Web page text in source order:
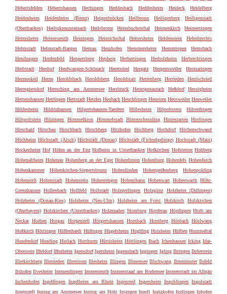
Hebertsfelden
Hebertshausen Hechingen Heddesbach Heddesheim Heideck
Heidelberg
Heidenheim
Heidenheim (Brenz) Heigenbrücken Heilbronn Heiligenberg
Heiligenstadt
(Oberfranken)
Heiligkreuzsteinach Heilsbronn Heimbuchenthal Heimenkirch
Heimertingen
Heimsheim
Heinersreuth Heiningen Heinrichsthal Heitersheim Heldenstein
Helmbrechts
Helmstadt
Helmstadt-Bargen Hemau Hemhofen Hemmersheim Hemmingen
Hemsbach
Hendungen
Henfenfeld Hengersberg Hepberg Herbertingen Herbolzheim
Herbrechtingen
Herbstadt
Herdorf Herdwangen-Schönach Heretsried Hergatz Hergensweiler
Hermaringen
Hermeskeil
Herne Heroldsbach Heroldsberg Heroldstatt Herrenberg Herrieden
Herrischried
Herrngiersdorf
Herrsching am Ammersee Hersbruck Herzogenaurach Heßdorf
Hessigheim
Hettenshausen Hettingen Hettstadt Hetzles Heubach Heuchlingen Heustreu Heusweiler Heuweiler
Hildesheim
Hildrizhausen Hilgertshausen-Tandern Hillesheim Hilpoltstein
Hiltenfingen
Hiltpoltstein
Hilzingen Himmelkron Himmelstadt Hinterschmiding Hinterzarten
Hirrlingen
Hirschaid
Hirschau Hirschbach Hirschberg Hitzhofen Höchberg Hochdorf
Höchenschwand
Höchheim Höchstadt (Aisch) Höchstädt (Donau) Höchstädt (Fichtelgebirge) Hochstadt (Main)
Hockenheim Hof Höfen an der Enz Hofheim in Unterfranken Hofkirchen Hofstetten Hohberg
Hohenaltheim Hohenau Hohenberg an der Eger Hohenbrunn Hohenburg Hohenfels Hohenfurch
Hohenkammer
Höhenkirchen-Siegertsbrunn Hohenlinden Hohenpeißenberg
Hohenpolding
Hohenroth Hohenstadt Hohenstein Hohentengen Hohenthann Hohenwart Hohenwarth Höhr-
Grenzhausen
Hollenbach Hollfeld Hollstadt Holzgerlingen Holzgünz
Holzheim (Dillingen)
Holzheim (Donau-Ries)
Holzheim (Neu-Ulm) Holzheim am Forst Holzkirch
Holzkirchen
(Oberbayern) Holzkirchen (Unterfranken) Holzmaden Homburg Hopferau Höpfingen Horb am
Neckar Horben Horgau Horgenzell Hörgertshausen Hornbach Hornberg Hösbach Höslwang
Hoßkirch Höttingen Hüffenhardt Hüfingen Hügelsheim Huglfing Huisheim Hülben Hummeltal
Hunderdorf Hunding Hurlach Hutthurm Hüttisheim Hüttlingen Ibach Ichenhausen Icking Idar-
Oberstein Iffeldorf Iffezheim Igensdorf Igersheim Iggensbach Iggingen Igling Ihringen Ihrlerstein
Illerkirchberg Illerrieden Illertissen Illesheim Illingen Illmensee Illschwang Ilmmünster Ilsfeld
Ilshofen Ilvesheim Immendingen Immenreuth Immenstaad am Bodensee Immenstadt im Allgäu
Inchenhofen Ingelfingen Ingelheim am Rhein Ingenried Ingersheim Ingoldingen Ingolstadt
Innernzell Inning am Ammersee Inning am Holz Insingen Inzell Inzigkofen Inzlingen Iphofen